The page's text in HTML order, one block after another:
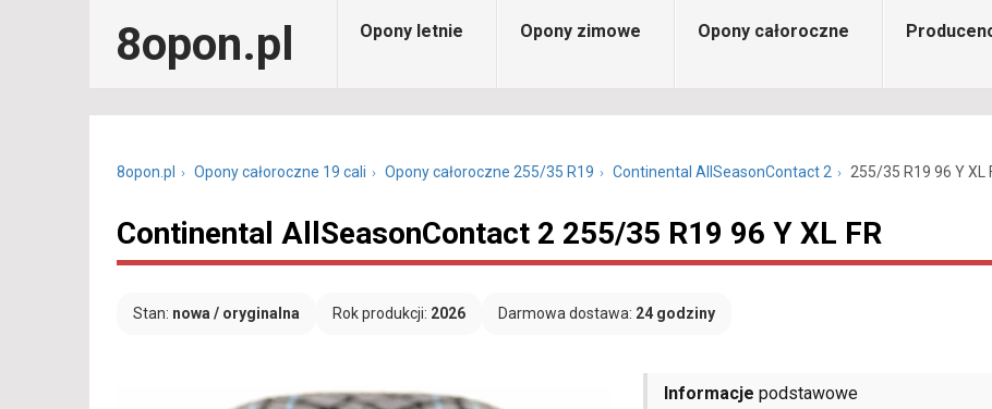
8opon.pl Opony letnie Opony zimowe Opony całoroczne
8opon.pl Opony całoroczne 19 cali Opony całoroczne 255/35 R19 Continental AllSeasonContact 2 255/35 R19 96 Y XL
Continental AllSeasonContact 2 255/35 R19 96 Y XL FR
Stan: nowa / oryginalna Rok produkcji: 2026 Darmowa dostawa: 24 godziny
Informacje podstawowe